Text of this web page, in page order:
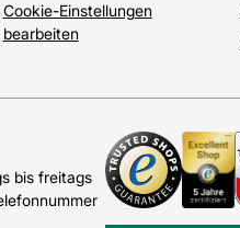
Cookie-Einstellungen
bearbeiten
bis freitags